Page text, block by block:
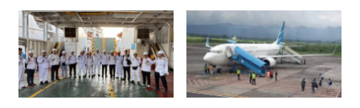
untuk
Mendukung
Kelancaran
Arus
Lalu
Lintas